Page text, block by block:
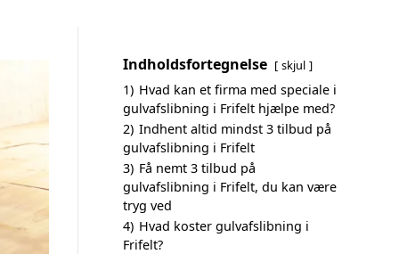
Indholdsfortegnelse skjul
1) Hvad kan et firma med speciale i
gulvafslibning i Frifelt hjælpe med?
2) Indhent altid mindst 3 tilbud på
gulvafslibning i Frifelt
3) Få nemt 3 tilbud på
gulvafslibning i Frifelt, du kan være
tryg ved
4) Hvad koster gulvafslibning i
Frifelt?